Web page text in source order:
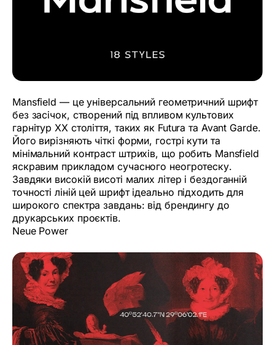
Mansfield — це універсальний геометричний шрифт
без засічок, створений під впливом культових
гарнітур ХХ століття, таких як Futura та Avant Garde.
Його вирізняють чіткі форми, гострі кути та
мінімальний контраст штрихів, що робить Mansfield
яскравим прикладом сучасного неогротеску.
Завдяки високій висоті малих літер і бездоганній
точності ліній цей шрифт ідеально підходить для
широкого спектра завдань: від брендингу до
друкарських проєктів.
Neue Power